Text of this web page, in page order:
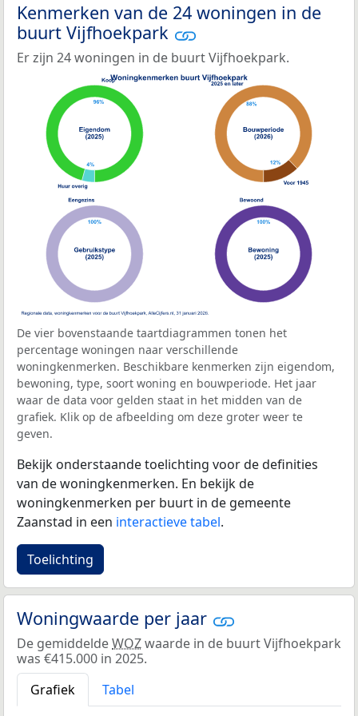
Kenmerken van de 24 woningen in de
buurt Vijfhoekpark
Er zijn 24 woningen in de buurt Vijfhoekpark.
De vier bovenstaande taartdiagrammen tonen het
percentage woningen naar verschillende
woningkenmerken. Beschikbare kenmerken zijn eigendom,
bewoning, type, soort woning en bouwperiode. Het jaar
waar de data voor gelden staat in het midden van de
grafiek. Klik op de afbeelding om deze groter weer te
geven.
Bekijk onderstaande toelichting voor de definities
van de woningkenmerken. En bekijk de
woningkenmerken per buurt in de gemeente
Zaanstad in een interactieve tabel.
Toelichting
Woningwaarde per jaar
De gemiddeldeWOZwaarde in de buurt Vijfhoekpark
was €415.000 in 2025.
Grafiek
Tabel